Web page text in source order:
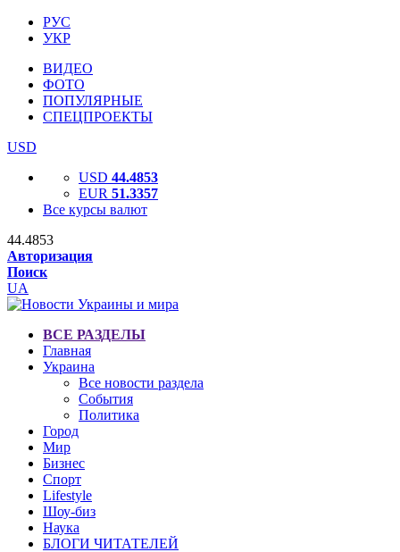
РУС
УКР
ВИДЕО
ФОТО
ПОПУЛЯРНЫЕ
СПЕЦПРОЕКТЫ
USD
USD 44.4853
EUR 51.3357
Все курсы валют
44.4853
Авторизация
Поиск
UA
ВСЕ РАЗДЕЛЫ
Главная
Украина
Все новости раздела
События
Политика
Город
Мир
Бизнес
Спорт
Lifestyle
Шоу-биз
Наука
БЛОГИ ЧИТАТЕЛЕЙ